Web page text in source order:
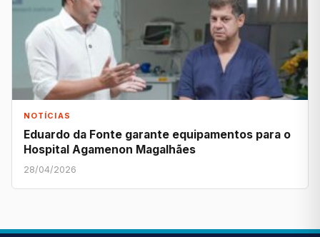
NOTÍCIAS
Eduardo da Fonte garante equipamentos para o
Hospital Agamenon Magalhães
28/04/2026